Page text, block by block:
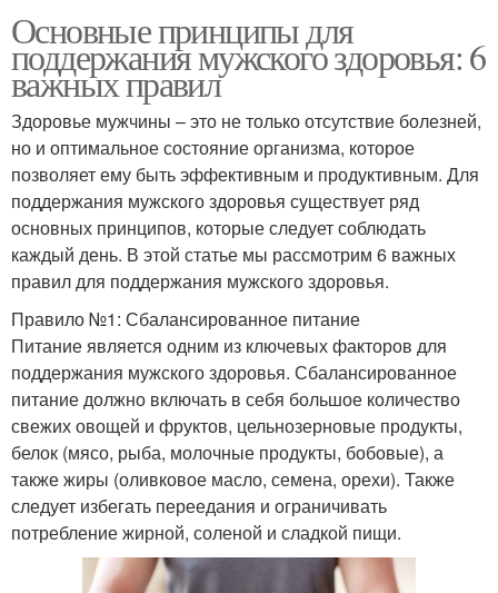
Основные принципы для
поддержания мужского здоровья: 6
важных правил
Здоровье мужчины – это не только отсутствие болезней,
но и оптимальное состояние организма, которое
позволяет ему быть эффективным и продуктивным. Для
поддержания мужского здоровья существует ряд
основных принципов, которые следует соблюдать
каждый день. В этой статье мы рассмотрим 6 важных
правил для поддержания мужского здоровья.
Правило №1: Сбалансированное питание
Питание является одним из ключевых факторов для
поддержания мужского здоровья. Сбалансированное
питание должно включать в себя большое количество
свежих овощей и фруктов, цельнозерновые продукты,
белок (мясо, рыба, молочные продукты, бобовые), а
также жиры (оливковое масло, семена, орехи). Также
следует избегать переедания и ограничивать
потребление жирной, соленой и сладкой пищи.